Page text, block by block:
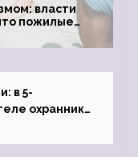
власти
пожилые
чтобы
в 5-
охранник